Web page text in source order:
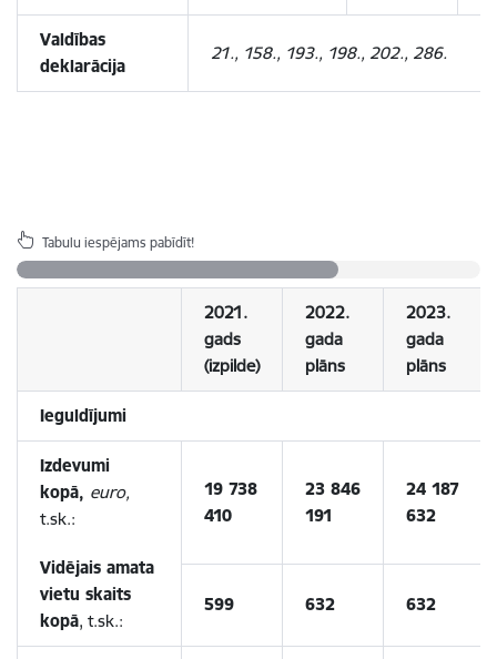
Valdības
deklarācija
21., 158., 193., 198., 202., 286.
Tabulu iespējams pabīdīt!
2021.
gads
(izpilde)
2022.
gada
plāns
2023.
gada
plāns
Ieguldījumi
Izdevumi
kopā, euro,
t.sk.:
Vidējais amata
vietu skaits
kopā, t.sk.:
19 738
410
23 846
191
24 187
632
599 632 632